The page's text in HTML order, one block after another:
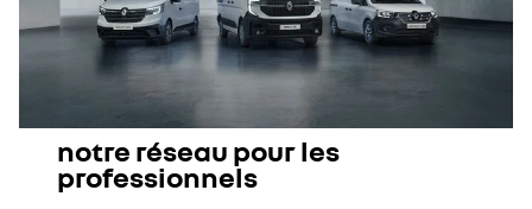
notre réseau pour les
professionnels